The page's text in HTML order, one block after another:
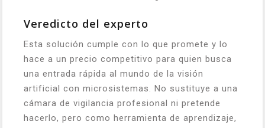
Veredicto del experto
Esta solución cumple con lo que promete y lo
hace a un precio competitivo para quien busca
una entrada rápida al mundo de la visión
artificial con microsistemas. No sustituye a una
cámara de vigilancia profesional ni pretende
hacerlo, pero como herramienta de aprendizaje,